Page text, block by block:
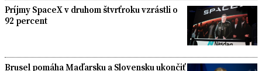
Príjmy SpaceX v druhom štvrťroku vzrástli o
92 percent
Brusel pomáha Maďarsku a Slovensku ukončiť